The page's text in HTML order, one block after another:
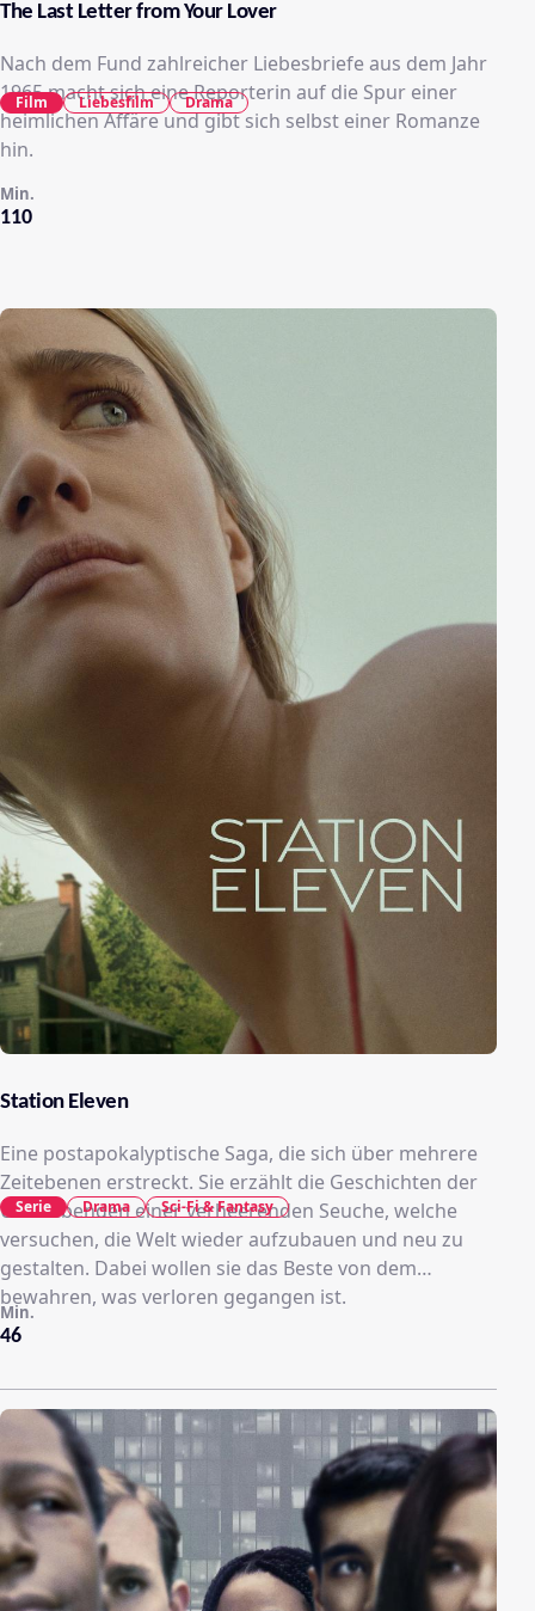
The Last Letter from Your Lover
Nach dem Fund zahlreicher Liebesbriefe aus dem Jahr
1965 macht sich eine Reporterin auf die Spur einer
heimlichen Affäre und gibt sich selbst einer Romanze
hin.
110
Min.
Film Liebesfilm Drama
Station Eleven
Eine postapokalyptische Saga, die sich über mehrere
Zeitebenen erstreckt. Sie erzählt die Geschichten der
Überlebenden einer verheerenden Seuche, welche
versuchen, die Welt wieder aufzubauen und neu zu
gestalten. Dabei wollen sie das Beste von dem
bewahren, was verloren gegangen ist.
46
Min.
Serie Drama Sci-Fi & Fantasy